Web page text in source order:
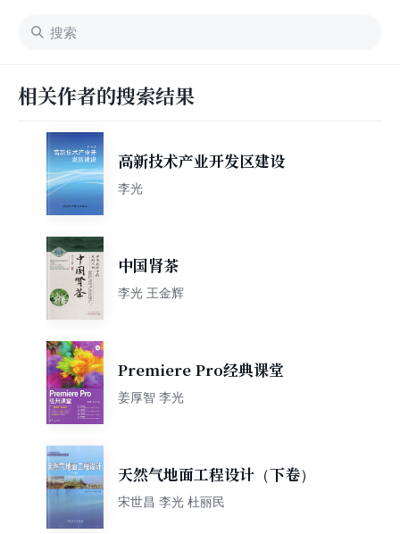
相关作者的搜索结果
高新技术产业开发区建设
李光
中国肾茶
李光 王金辉
Premiere Pro经典课堂
姜厚智 李光
天然气地面工程设计（下卷）
宋世昌 李光 杜丽民